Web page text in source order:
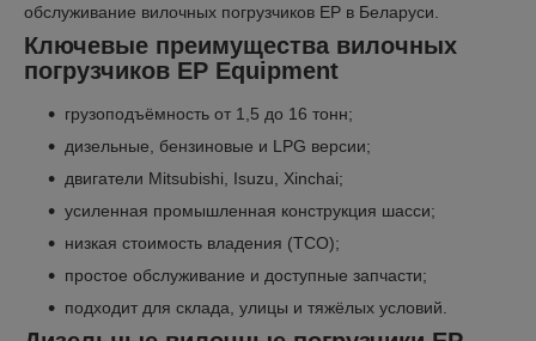
обслуживание вилочных погрузчиков EP в Беларуси.
Ключевые преимущества вилочных
погрузчиков EP Equipment
грузоподъёмность от 1,5 до 16 тонн;
дизельные, бензиновые и LPG версии;
двигатели Mitsubishi, Isuzu, Xinchai;
усиленная промышленная конструкция шасси;
низкая стоимость владения (TCO);
простое обслуживание и доступные запчасти;
подходит для склада, улицы и тяжёлых условий.